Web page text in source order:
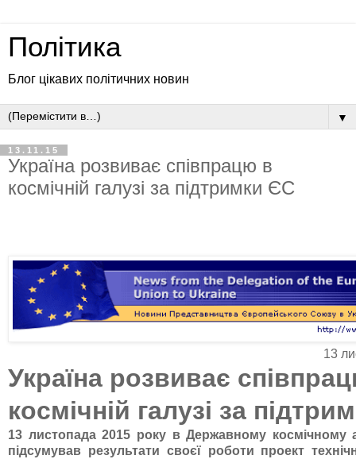
Політика
Блог цікавих політичних новин
▼
13.11.15
Україна розвиває співпрацю в
космічній галузі за підтримки ЄС
13
Україна розвиває
космічній галузі за
13 листопада 2015 року в Державному космічному
підсумував результати своєї роботи проект